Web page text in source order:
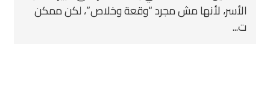
الأسر، لأنها مش مجرد “وقعة وخلاص”، لكن ممكن
ت...